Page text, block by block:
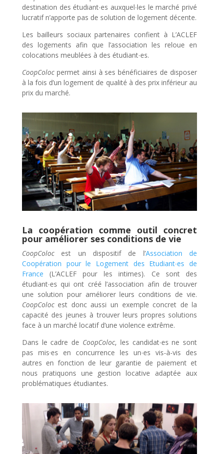
destination des étudiant∙es auxquel∙les le marché privé
lucratif n’apporte pas de solution de logement décente.
Les bailleurs sociaux partenaires confient à L’ACLEF
des logements afin que l’association les reloue en
colocations meublées à des étudiant∙es.
CoopColocpermet ainsi à ses bénéficiaires de disposer
à la fois d’un logement de qualité à des prix inférieur au
prix du marché.
La coopération comme outil concret
pour améliorer ses conditions de vie
CoopColocest un dispositif de l’Association de
Coopération pour le Logement des Etudiant∙es de
France (L’ACLEF pour les intimes). Ce sont des
étudiant∙es qui ont créé l’association afin de trouver
une solution pour améliorer leurs conditions de vie.
CoopColocest donc aussi un exemple concret de la
capacité des jeunes à trouver leurs propres solutions
face à un marché locatif d’une violence extrême.
Dans le cadre de CoopColoc, les candidat∙es ne sont
pas mis·es en concurrence les un∙es vis-à-vis des
autres en fonction de leur garantie de paiement et
nous pratiquons une gestion locative adaptée aux
problématiques étudiantes.